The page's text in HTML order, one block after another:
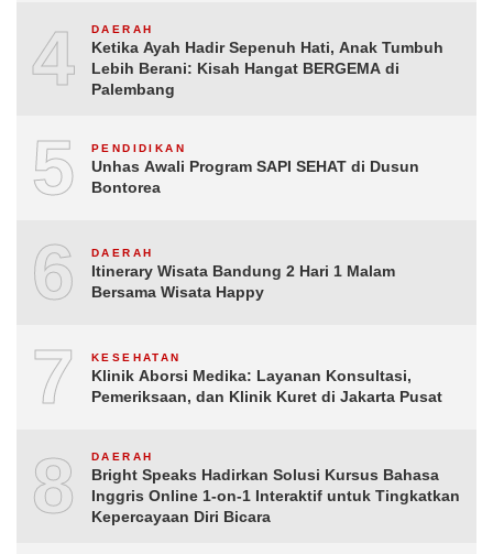
4 DAERAH
Ketika Ayah Hadir Sepenuh Hati, Anak Tumbuh
Lebih Berani: Kisah Hangat BERGEMA di
Palembang
5 PENDIDIKAN
Unhas Awali Program SAPI SEHAT di Dusun
Bontorea
6 DAERAH
Itinerary Wisata Bandung 2 Hari 1 Malam
Bersama Wisata Happy
7 KESEHATAN
Klinik Aborsi Medika: Layanan Konsultasi,
Pemeriksaan, dan Klinik Kuret di Jakarta Pusat
8 DAERAH
Bright Speaks Hadirkan Solusi Kursus Bahasa
Inggris Online 1-on-1 Interaktif untuk Tingkatkan
Kepercayaan Diri Bicara